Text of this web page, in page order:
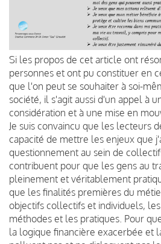
Si les propos de cet article ont
personnes et ont pu constituer en
que l'on peut se souhaiter à soi-
société, il s'agit aussi d'un appel à
considération et à une mise en
Je suis convaincu que les lecteurs
capacité de mettre les enjeux que
questionnement au sein de
contribuent pour que les gens au
pleinement et véritablement
que les finalités premières du
objectifs collectifs et individuels,
méthodes et les pratiques. Pour
la logique financière exacerbée et